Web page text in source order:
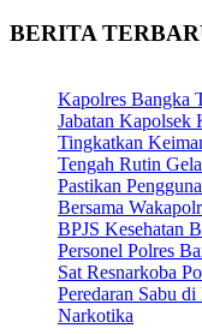
BERITA
Kapolres Bangka
Jabatan Kapolsek
Tingkatkan
Tengah Rutin
Pastikan
Bersama
BPJS Kesehatan
Personel Polres
Sat Resnarkoba
Peredaran Sabu
Narkotika